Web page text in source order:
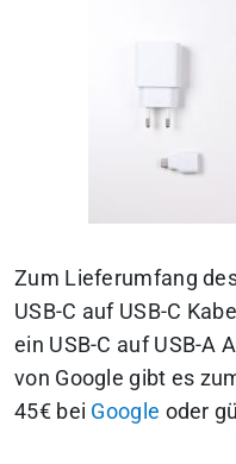
Zum Lieferumfang
USB-C auf USB-C
ein USB-C auf USB-A
von Google gibt es
45€ bei Google oder